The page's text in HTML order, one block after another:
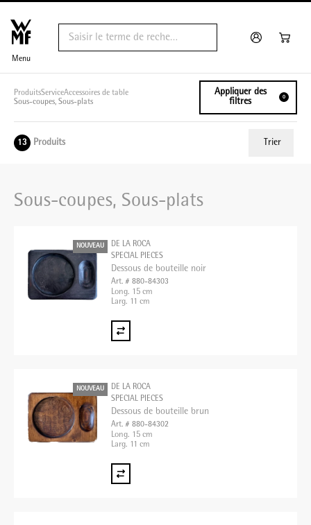
Menu
ProduitsServiceAccessoires de table
Sous-coupes, Sous-plats
Appliquer des
filtres
0
13 Produits Trier
Sous-coupes, Sous-plats
NOUVEAU
DE LA ROCA
SPECIAL PIECES
Dessous de bouteille noir
Art. # 880-84303
Long. 15 cm
Larg. 11 cm
NOUVEAU
DE LA ROCA
SPECIAL PIECES
Dessous de bouteille brun
Art. # 880-84302
Long. 15 cm
Larg. 11 cm